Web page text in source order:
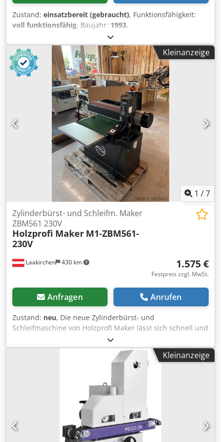
Zustand: einsatzbereit (gebraucht), Funktionsfähigkeit:
voll funktionsfähig, Baujahr: 1993,
Maschinen-/Fahrzeugnummer:
Hydraulik, Kabine, Zenith Machinenfabrik GMBH
Neunkirchen/Siegerland GERMANY Used for production of
concrete vibropressed pavement and borders. The
machine is fully functional and it comes togheter with 2
mixers, bunkers for aggregates, skippers, packaging
machine and 150 pallets for production. It also has
included moulds for different pavement models.
Codpeucruujfx Acnjrf We also have to sale a Mobil Zenith
941 II A from 1978 which also has the identification plate
attached. The machine is beeing sold because it was
replaced with newer techonology.
Kleinanzeige
1 /7
Laakirchen 430 km
Zylinderbürst- und Schleifm. Maker
ZBM561 230V
Holzprofi Maker M1-ZBM561-
230V
1.575 €
Festpreis zzgl. MwSt.
Anfragen Anrufen
Zustand: neu, Die neue Zylinderbürst- und
Schleifmaschine von Holzprofi Maker lässt sich schnell und
leicht in nur wenigen Sekunden von einer Schleifmaschine
in eine Bürstmaschine umwandeln. Sie ist ideal für
kleinere Werkstätten da sie zwei Maschinen in einer
kombiniert. Vorteile und Eigenschaften: - Vielfältiges
Möglichkeiten zur Oberflächenbehandlung - Leichtes du
schnelles Umrüsten von Schleifen auf Bürsten - Viele
verschiedene Bürsten verfügbar für vielfältige Effekte und
Bearbeitungsmöglichkeiten - Stufenloser Vorschub und
Walzengeschwindigkeit für perfekte Ergebnisse -
Werkstückbreite bis ca 1100mm - Präzise Einstellung der
Kleinanzeige